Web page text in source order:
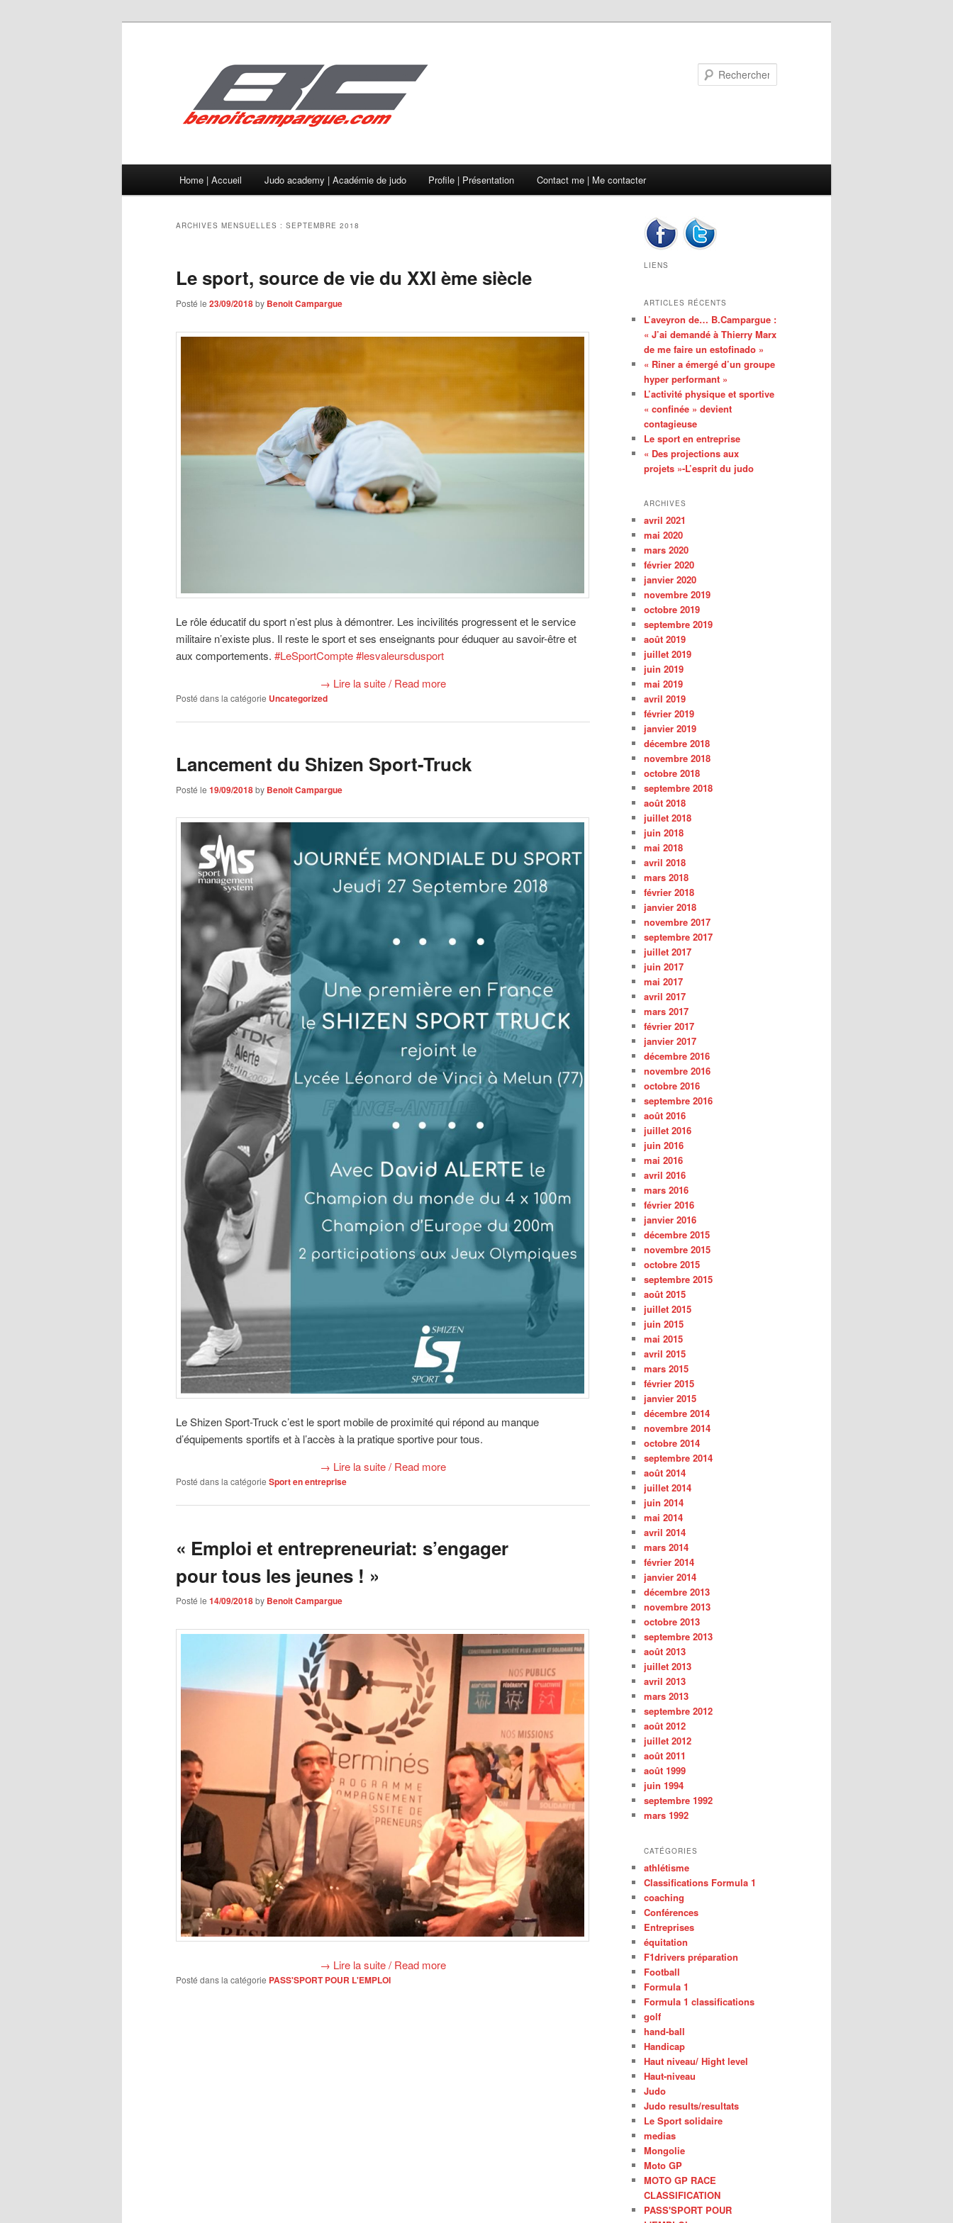
Skip to primary content
Skip to secondary content
Home | Accueil Judo academy | Académie de judo Profile | Présentation Contact me | Me contacter
ARCHIVES MENSUELLES : SEPTEMBRE 2018
Le sport, source de vie du XXI ème siècle
Posté le 23/09/2018by Benoit Campargue
Le rôle éducatif du sport n’est plus à démontrer. Les incivilités progressent et le service
militaire n’existe plus. Il reste le sport et ses enseignants pour éduquer au savoir-être et
aux comportements. #LeSportCompte#lesvaleursdusport
→ Lire la suite / Read more
Posté dans la catégorie Uncategorized
Lancement du Shizen Sport-Truck
Posté le 19/09/2018by Benoit Campargue
Le Shizen Sport-Truck c’est le sport mobile de proximité qui répond au manque
d’équipements sportifs et à l’accès à la pratique sportive pour tous.
→ Lire la suite / Read more
Posté dans la catégorie Sport en entreprise
« Emploi et entrepreneuriat: s’engager
pour tous les jeunes ! »
Posté le 14/09/2018by Benoit Campargue
→ Lire la suite / Read more
Posté dans la catégorie PASS'SPORT POUR L'EMPLOI
LIENS
ARTICLES RÉCENTS
L’aveyron de… B.Campargue :
« J’ai demandé à Thierry Marx
de me faire un estofinado »
« Riner a émergé d’un groupe
hyper performant »
L’activité physique et sportive
« confinée » devient
contagieuse
Le sport en entreprise
« Des projections aux
projets »-L’esprit du judo
ARCHIVES
avril 2021
mai 2020
mars 2020
février 2020
janvier 2020
novembre 2019
octobre 2019
septembre 2019
août 2019
juillet 2019
juin 2019
mai 2019
avril 2019
février 2019
janvier 2019
décembre 2018
novembre 2018
octobre 2018
septembre 2018
août 2018
juillet 2018
juin 2018
mai 2018
avril 2018
mars 2018
février 2018
janvier 2018
novembre 2017
septembre 2017
juillet 2017
juin 2017
mai 2017
avril 2017
mars 2017
février 2017
janvier 2017
décembre 2016
novembre 2016
octobre 2016
septembre 2016
août 2016
juillet 2016
juin 2016
mai 2016
avril 2016
mars 2016
février 2016
janvier 2016
décembre 2015
novembre 2015
octobre 2015
septembre 2015
août 2015
juillet 2015
juin 2015
mai 2015
avril 2015
mars 2015
février 2015
janvier 2015
décembre 2014
novembre 2014
octobre 2014
septembre 2014
août 2014
juillet 2014
juin 2014
mai 2014
avril 2014
mars 2014
février 2014
janvier 2014
décembre 2013
novembre 2013
octobre 2013
septembre 2013
août 2013
juillet 2013
avril 2013
mars 2013
septembre 2012
août 2012
juillet 2012
août 2011
août 1999
juin 1994
septembre 1992
mars 1992
CATÉGORIES
athlétisme
Classifications Formula 1
coaching
Conférences
Entreprises
équitation
F1drivers préparation
Football
Formula 1
Formula 1 classifications
golf
hand-ball
Handicap
Haut niveau/ Hight level
Haut-niveau
Judo
Judo results/resultats
Le Sport solidaire
medias
Mongolie
Moto GP
MOTO GP RACE
CLASSIFICATION
PASS'SPORT POUR